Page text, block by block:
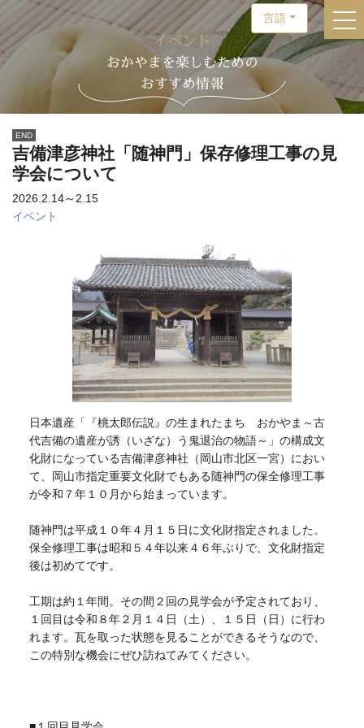
言語
イベント
おかやまを楽しむための
おすすめ情報
END
吉備津彦神社「随神門」保存修理工事の見
学会について
2026.2.14～2.15
イベント
日本遺産「『桃太郎伝説』の生まれたまち おかやま～古
代吉備の遺産が誘（いざな）う鬼退治の物語～」の構成文
化財になっている吉備津彦神社（岡山市北区一宮）におい
て、岡山市指定重要文化財でもある随神門の保全修理工事
が令和７年１０月から始まっています。
随神門は平成１０年４月１５日に文化財指定されました。
保全修理工事は昭和５４年以来４６年ぶりで、文化財指定
後は初めてです。
工期は約１年間。その間２回の見学会が予定されており、
１回目は令和８年２月１４日（土）、１５日（日）に行わ
れます。瓦を取った状態を見ることができるそうなので、
この特別な機会にぜひ訪ねてみてください。